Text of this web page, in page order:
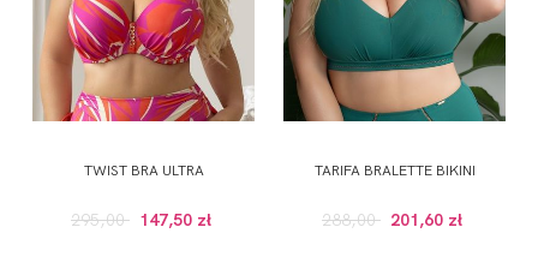
TWIST BRA ULTRA
295,00 147,50 zł
TARIFA BRALETTE BIKINI
288,00 201,60 zł